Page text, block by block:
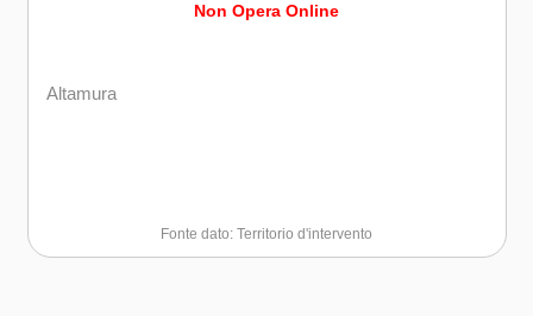
Non Opera Online
Altamura
Fonte dato: Territorio d'intervento